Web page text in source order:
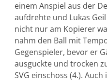
einem Anspiel aus der
aufdrehte und Lukas
nicht nur am Kopierer
nahm den Ball mit
Gegenspieler, bevor er
ausguckte und trocken
SVG einschoss (4.).